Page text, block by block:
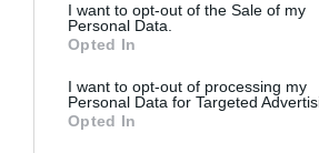
I want to opt-out of the Sale of my
Personal Data.
Opted In
I want to opt-out of processing my
Personal Data for Targeted
Opted In
Artículos anteriores
Enormes minucias